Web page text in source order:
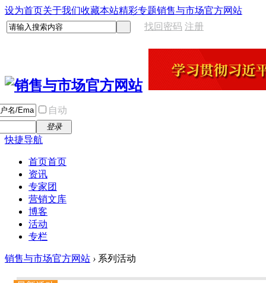
设为首页关于我们收藏本站精彩专题销售与市场官方网站
找回密码 注册
自动
登录
快捷导航
首页首页
资讯
专家团
营销文库
博客
活动
专栏
销售与市场官方网站 › 系列活动